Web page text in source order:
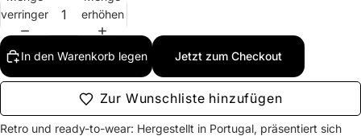
verringern
erhöhen
In den Warenkorb legen Jetzt zum Checkout
Zur Wunschliste hinzufügen
Retro und ready-to-wear: Hergestellt in Portugal, präsentiert sich